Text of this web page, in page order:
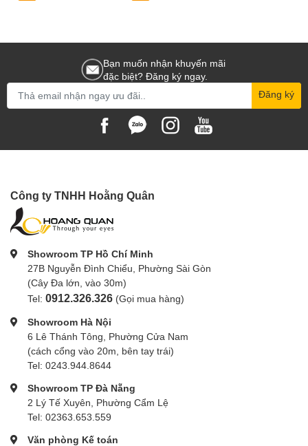
Bạn muốn nhận khuyến mãi
đặc biệt? Đăng ký ngay.
Đăng ký
Công ty TNHH Hoằng Quân
Showroom TP Hồ Chí Minh
27B Nguyễn Đình Chiểu, Phường Sài Gòn
(Cây Đa lớn, vào 30m)
Tel: 0912.326.326 (Gọi mua hàng)
Showroom Hà Nội
6 Lê Thánh Tông, Phường Cửa Nam
(cách cổng vào 20m, bên tay trái)
Tel: 0243.944.8644
Showroom TP Đà Nẵng
2 Lý Tế Xuyên, Phường Cẩm Lệ
Tel: 02363.653.559
Văn phòng Kế toán